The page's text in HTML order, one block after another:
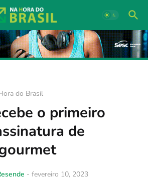
do Brasil
o primeiro
de
- fevereiro 10, 2023